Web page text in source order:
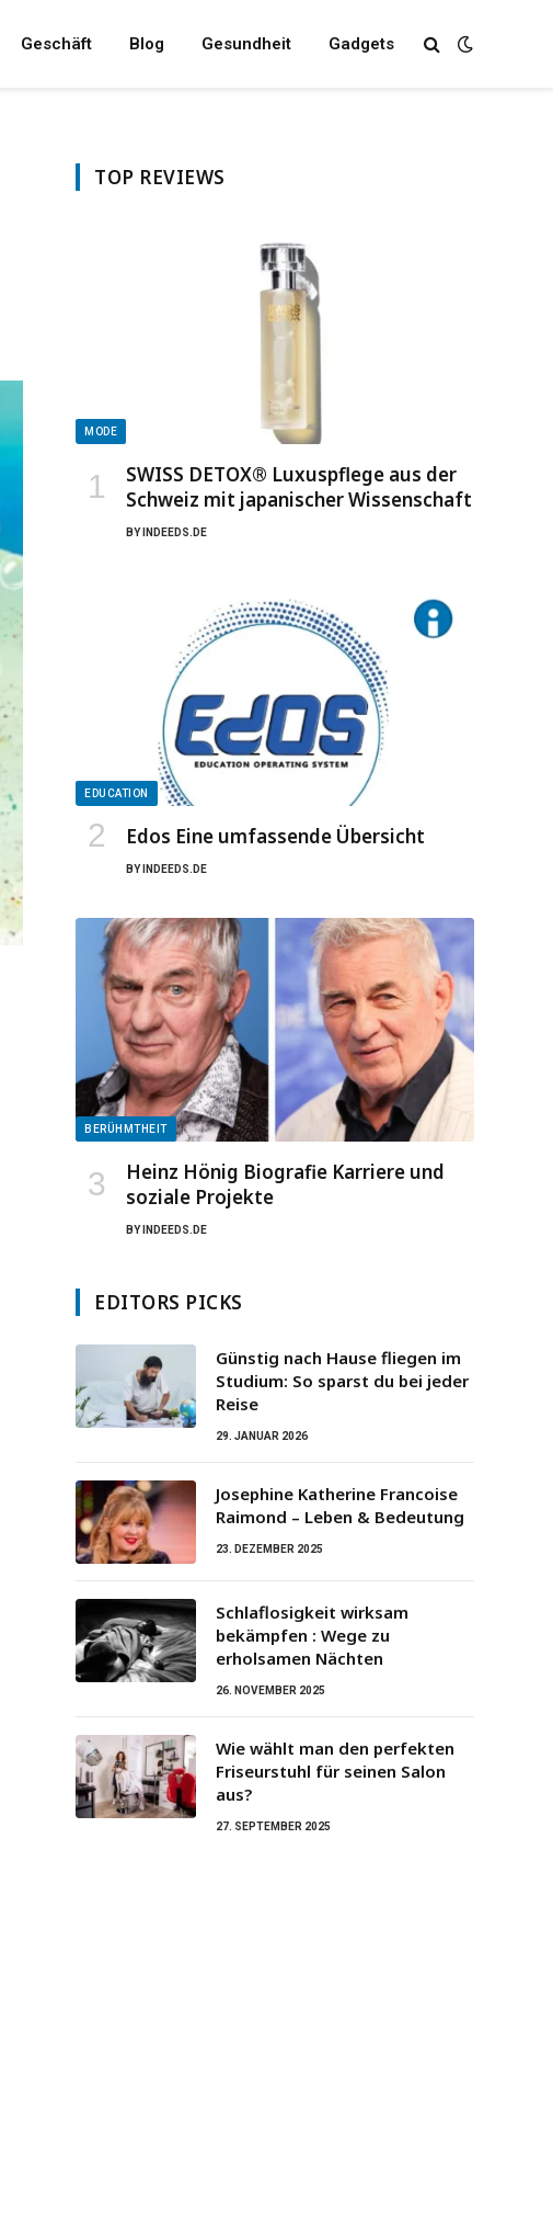
Geschäft Blog Gesundheit Gadgets
TOP REVIEWS
MODE
SWISS DETOX® Luxuspflege aus der
Schweiz mit japanischer Wissenschaft
BY INDEEDS.DE
EDUCATION
Edos Eine umfassende Übersicht
BY INDEEDS.DE
BERÜHMTHEIT
Heinz Hönig Biografie Karriere und
soziale Projekte
BY INDEEDS.DE
EDITORS PICKS
Günstig nach Hause fliegen im
Studium: So sparst du bei jeder
Reise
29. JANUAR 2026
Josephine Katherine Francoise
Raimond – Leben & Bedeutung
23. DEZEMBER 2025
Schlaflosigkeit wirksam
bekämpfen : Wege zu
erholsamen Nächten
26. NOVEMBER 2025
Wie wählt man den perfekten
Friseurstuhl für seinen Salon
aus?
27. SEPTEMBER 2025